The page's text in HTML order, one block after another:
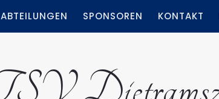
ABTEILUNGEN SPONSOREN KONTAKT